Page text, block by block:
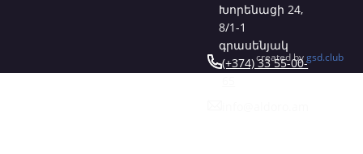
Խորենացի 24,
8/1-1
գրասենյակ
(+374) 33 55-00-
created bygsd.club